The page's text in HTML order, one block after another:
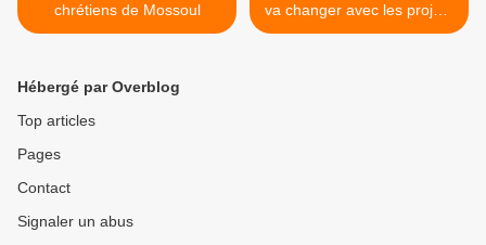
chrétiens de Mossoul
va changer avec les projets
de loi sur l'immigration et
Hébergé par Overblog
Top articles
Pages
Contact
Signaler un abus